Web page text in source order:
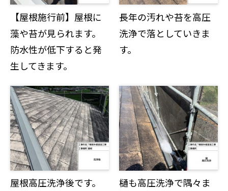
【屋根施行前】屋根に
藻や苔が見られます。
防水性が低下すると発
生してきます。
長年の汚れや苔を高圧
洗浄で落としていきま
す。
屋根高圧洗浄後です。
樋も高圧洗浄で隅々ま